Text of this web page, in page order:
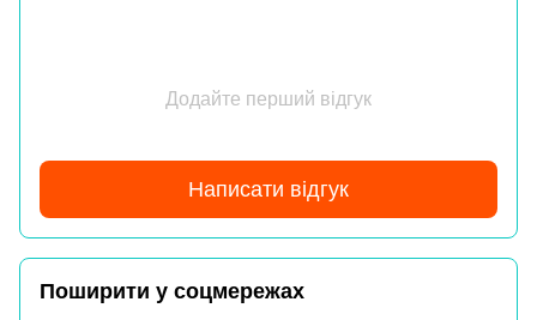
Додайте перший відгук
Написати відгук
Поширити у соцмережах